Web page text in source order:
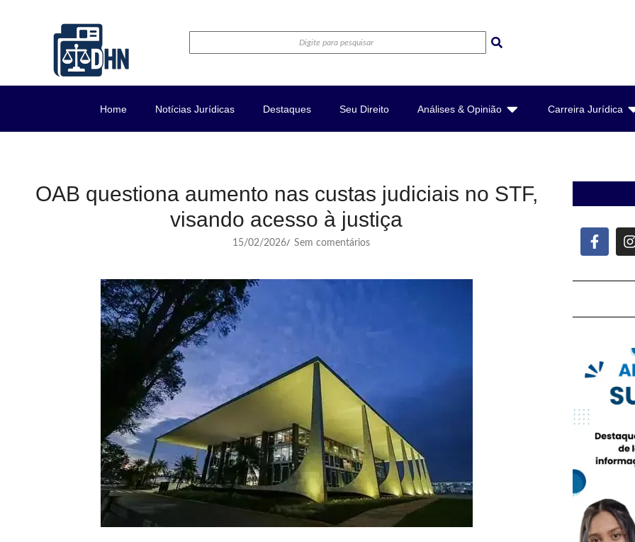
Home Notícias Jurídicas Destaques Seu Direito Análises & Opinião Carreira Jurídica
OAB questiona aumento nas custas judiciais no STF,
visando acesso à justiça
15/02/2026/ Sem comentários